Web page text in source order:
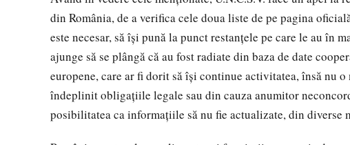
din România, de a verifica cele doua liste de pe pagina
este necesar, să își pună la punct restanțele pe care le au în
ajunge să se plângă că au fost radiate din baza de date
europene, care ar fi dorit să își continue activitatea, însă nu
îndeplinit obligațiile legale sau din cauza anumitor
posibilitatea ca informațiile să nu fie actualizate, din